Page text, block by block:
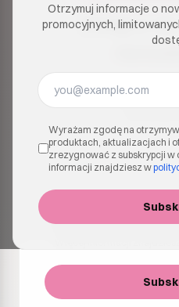
Otrzymuj informacje o
promocyjnych,
Wyrażam zgodę na
produktach, aktualizacjach i
zrezygnować z subskrypcji
informacji znajdziesz w
Dołącz
Otrzymuj informacje o
promocyjnych,
Wyrażam zgodę na
o produktach,